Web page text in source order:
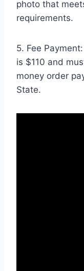
photo that
requirements.
5. Fee
is $110 and
money order
State.